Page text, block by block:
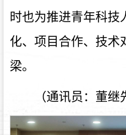
时也为推进青年科技
化、项目合作、技术
梁。
（通讯员：董继